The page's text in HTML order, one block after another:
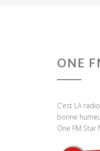
ONE
C’est LA
bonne
One FM Star